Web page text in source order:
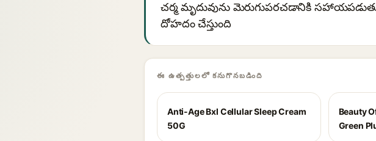
చర్మ మృదువును మెరుగుపరచడానికి
దోహదం చేస్తుంది
ఈ ఉత్పత్తులలో కనుగొనబడింది
Anti-Age Bxl Cellular Sleep Cream
50G
Beauty
Green